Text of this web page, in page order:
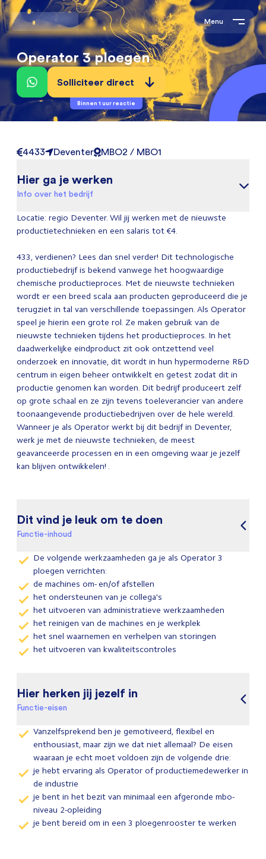
Menu
Operator 3 ploegen
Solliciteer direct
Binnen 1 uur reactie
4433 Deventer MBO2 / MBO1
Hier ga je werken
Info over het bedrijf
Locatie: regio Deventer. Wil jij werken met de nieuwste
productietechnieken en een salaris tot €4.
433, verdienen? Lees dan snel verder! Dit technologische
productiebedrijf is bekend vanwege het hoogwaardige
chemische productieproces. Met de nieuwste technieken
wordt er een breed scala aan producten geproduceerd die je
terugziet in tal van verschillende toepassingen. Als Operator
speel je hierin een grote rol. Ze maken gebruik van de
nieuwste technieken tijdens het productieproces. In het
daadwerkelijke eindproduct zit ook ontzettend veel
onderzoek en innovatie, dit wordt in hun hypermoderne R&D
centrum in eigen beheer ontwikkelt en getest zodat dit in
productie genomen kan worden. Dit bedrijf produceert zelf
op grote schaal en ze zijn tevens toeleverancier van andere
toonaangevende productiebedrijven over de hele wereld.
Wanneer je als Operator werkt bij dit bedrijf in Deventer,
werk je met de nieuwste technieken, de meest
geavanceerde processen en in een omgeving waar je jezelf
kan blijven ontwikkelen! .
Dit vind je leuk om te doen
Functie-inhoud
De volgende werkzaamheden ga je als Operator 3
ploegen verrichten:
de machines om- en/of afstellen
het ondersteunen van je collega's
het uitvoeren van administratieve werkzaamheden
het reinigen van de machines en je werkplek
het snel waarnemen en verhelpen van storingen
het uitvoeren van kwaliteitscontroles
Hier herken jij jezelf in
Functie-eisen
Vanzelfsprekend ben je gemotiveerd, flexibel en
enthousiast, maar zijn we dat niet allemaal? De eisen
waaraan je echt moet voldoen zijn de volgende drie:
je hebt ervaring als Operator of productiemedewerker in
de industrie
je bent in het bezit van minimaal een afgeronde mbo-
niveau 2-opleiding
je bent bereid om in een 3 ploegenrooster te werken